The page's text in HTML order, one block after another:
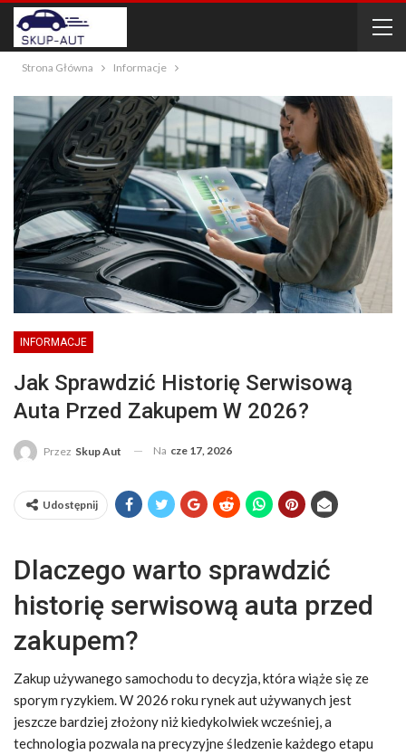
Strona Główna Informacje
INFORMACJE
Jak Sprawdzić Historię Serwisową
Auta Przed Zakupem W 2026?
Przez Skup Aut Na cze 17, 2026
Udostępnij
Dlaczego warto sprawdzić
historię serwisową auta przed
zakupem?
Zakup używanego samochodu to decyzja, która wiąże się ze
sporym ryzykiem. W 2026 roku rynek aut używanych jest
jeszcze bardziej złożony niż kiedykolwiek wcześniej, a
technologia pozwala na precyzyjne śledzenie każdego etapu